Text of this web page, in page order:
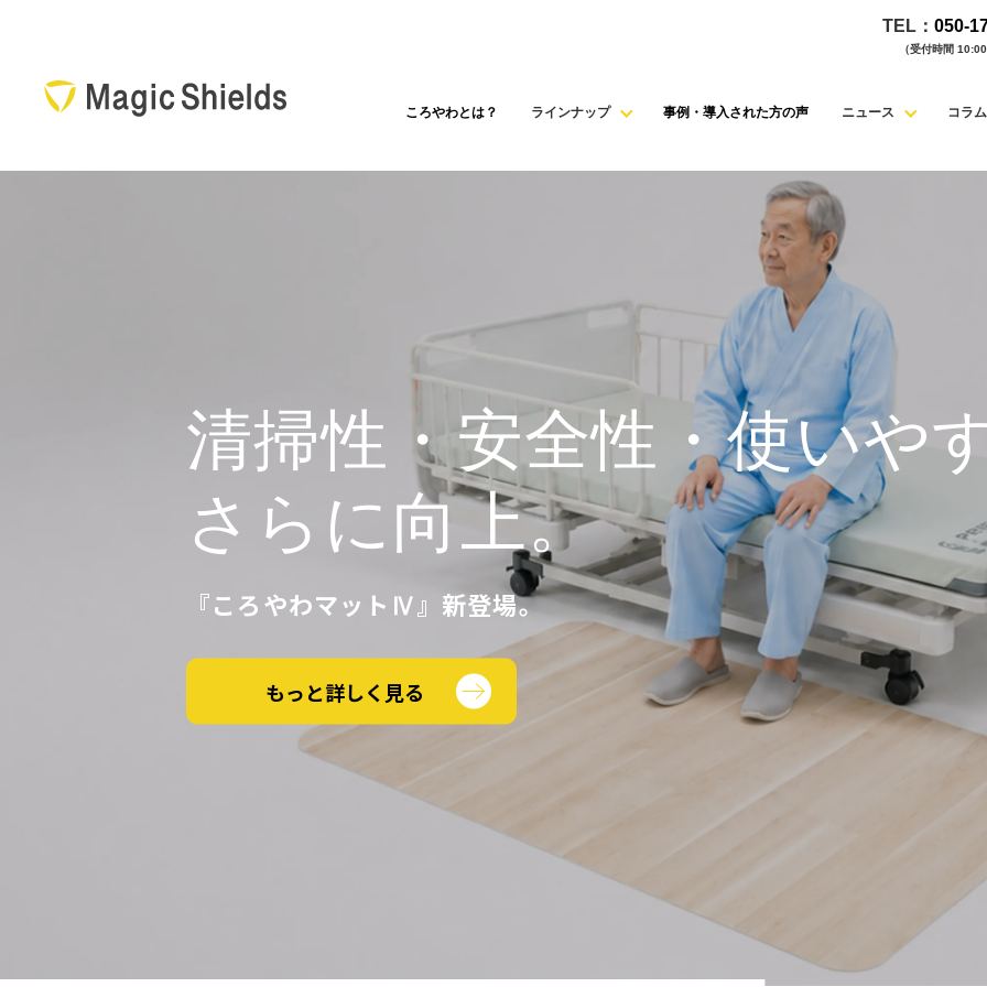
TEL： 050-
（受付時間
ころやわとは？ ラインナップ 事例・導入された方の声 ニュース コラム
清掃性・安全性・使いや
さらに向上。
『ころやわマットⅣ』新登場。
もっと詳しく見る
衝撃は吸収するのに
普段は硬いから歩ける。
もっと詳しく見る
転倒骨折
ゼロの世界を目指す。
もっと詳しく見る
ころやわで、
看護・介護環境は変わる
もっと詳しく見る
最新事例で紐解く、
現場の転倒骨折対策。
もっと詳しく見る